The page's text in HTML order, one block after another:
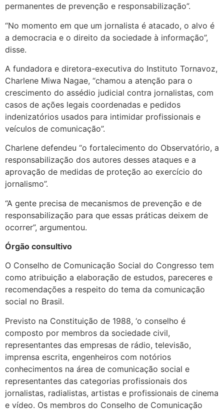
permanentes de prevenção e responsabilização”.
“No momento em que um jornalista é atacado, o alvo é
a democracia e o direito da sociedade à informação”,
disse.
A fundadora e diretora-executiva do Instituto Tornavoz,
Charlene Miwa Nagae, “chamou a atenção para o
crescimento do assédio judicial contra jornalistas, com
casos de ações legais coordenadas e pedidos
indenizatórios usados para intimidar profissionais e
veículos de comunicação”.
Charlene defendeu “o fortalecimento do Observatório, a
responsabilização dos autores desses ataques e a
aprovação de medidas de proteção ao exercício do
jornalismo”.
“A gente precisa de mecanismos de prevenção e de
responsabilização para que essas práticas deixem de
ocorrer”, argumentou.
Órgão consultivo
O Conselho de Comunicação Social do Congresso tem
como atribuição a elaboração de estudos, pareceres e
recomendações a respeito do tema da comunicação
social no Brasil.
Previsto na Constituição de 1988, ‘o conselho é
composto por membros da sociedade civil,
representantes das empresas de rádio, televisão,
imprensa escrita, engenheiros com notórios
conhecimentos na área de comunicação social e
representantes das categorias profissionais dos
jornalistas, radialistas, artistas e profissionais de cinema
e vídeo. Os membros do Conselho de Comunicação